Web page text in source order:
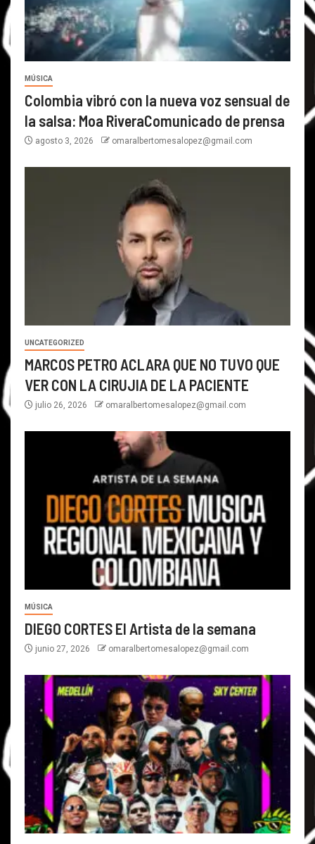
MÚSICA
Colombia vibró con la nueva voz sensual de
la salsa: Moa RiveraComunicado de prensa
agosto 3, 2026 omaralbertomesalopez@gmail.com
UNCATEGORIZED
MARCOS PETRO ACLARA QUE NO TUVO QUE
VER CON LA CIRUJIA DE LA PACIENTE
julio 26, 2026 omaralbertomesalopez@gmail.com
MÚSICA
DIEGO CORTES El Artista de la semana
junio 27, 2026 omaralbertomesalopez@gmail.com